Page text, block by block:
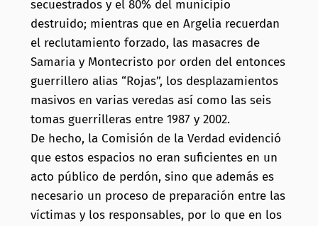
secuestrados y el 80% del municipio
destruido; mientras que en Argelia recuerdan
el reclutamiento forzado, las masacres de
Samaria y Montecristo por orden del entonces
guerrillero alias “Rojas”, los desplazamientos
masivos en varias veredas así como las seis
tomas guerrilleras entre 1987 y 2002.
De hecho, la Comisión de la Verdad evidenció
que estos espacios no eran suficientes en un
acto público de perdón, sino que además es
necesario un proceso de preparación entre las
víctimas y los responsables, por lo que en los